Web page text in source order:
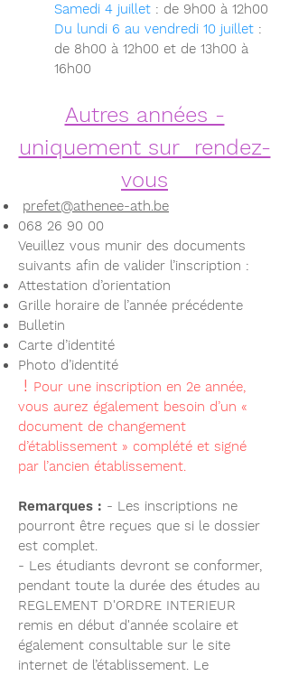
Samedi 4 juillet : de 9h00 à 12h00
Du lundi 6 au vendredi 10 juillet :
de 8h00 à 12h00 et de 13h00 à
16h00
Autres années -
uniquement sur rendez-
vous
prefet@athenee-ath.be
068 26 90 00
Veuillez vous munir des documents
suivants afin de valider l’inscription :
Attestation d’orientation
Grille horaire de l’année précédente
Bulletin
Carte d’identité
Photo d’identité
! Pour une inscription en 2e année,
vous aurez également besoin d’un «
document de changement
d’établissement » complété et signé
par l’ancien établissement.
Remarques : - Les inscriptions ne
pourront être reçues que si le dossier
est complet.
- Les étudiants devront se conformer,
pendant toute la durée des études au
REGLEMENT D'ORDRE INTERIEUR
remis en début d'année scolaire et
également consultable sur le site
internet de l’établissement. Le